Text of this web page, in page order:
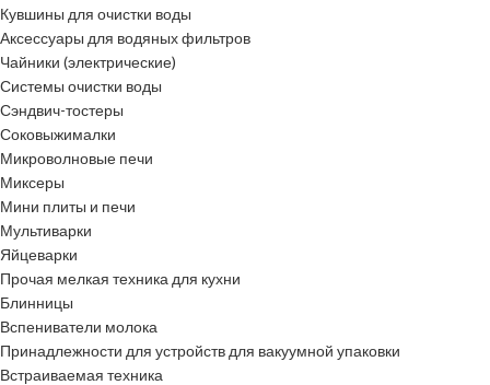
Кувшины для очистки воды
Аксессуары для водяных фильтров
Чайники (электрические)
Системы очистки воды
Сэндвич-тостеры
Соковыжималки
Микроволновые печи
Миксеры
Мини плиты и печи
Мультиварки
Яйцеварки
Прочая мелкая техника для кухни
Блинницы
Вспениватели молока
Принадлежности для устройств для вакуумной упаковки
Встраиваемая техника